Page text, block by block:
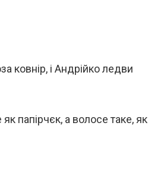
ковнір, і Андрійко ледви
папірчєк, а волосе таке, як